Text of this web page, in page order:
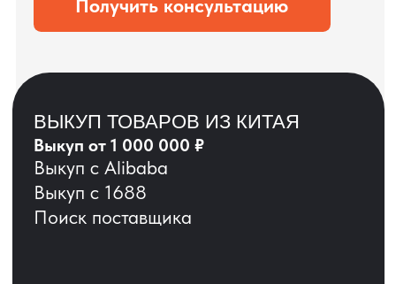
ОСТАВЬТЕ ЗАЯВКУ
Мы вернёмся с расчётом и фото после
технической проверки